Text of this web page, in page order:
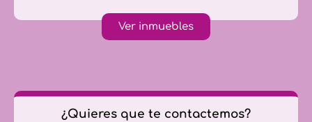
Ver inmuebles
¿Quieres que te contactemos?